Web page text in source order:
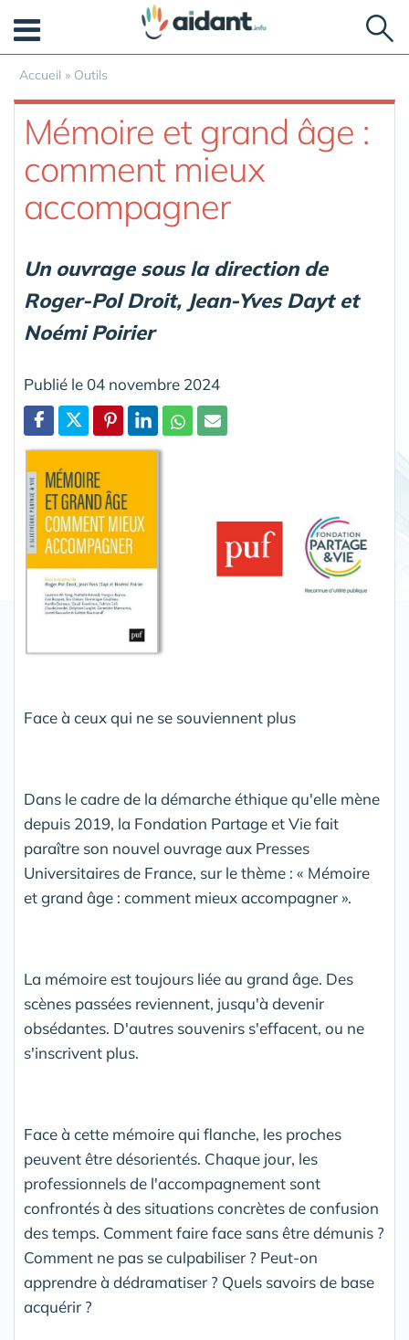
Accueil » Outils
Mémoire et grand âge :
comment mieux
accompagner
Un ouvrage sous la direction de
Roger-Pol Droit, Jean-Yves Dayt et
Noémi Poirier
Publié le 04 novembre 2024
Face à ceux qui ne se souviennent plus
Dans le cadre de la démarche éthique qu'elle mène
depuis 2019, la Fondation Partage et Vie fait
paraître son nouvel ouvrage aux Presses
Universitaires de France, sur le thème : « Mémoire
et grand âge : comment mieux accompagner ».
La mémoire est toujours liée au grand âge. Des
scènes passées reviennent, jusqu'à devenir
obsédantes. D'autres souvenirs s'effacent, ou ne
s'inscrivent plus.
Face à cette mémoire qui flanche, les proches
peuvent être désorientés. Chaque jour, les
professionnels de l'accompagnement sont
confrontés à des situations concrètes de confusion
des temps. Comment faire face sans être démunis ?
Comment ne pas se culpabiliser ? Peut-on
apprendre à dédramatiser ? Quels savoirs de base
acquérir ?
Panneau de gestion des cookies